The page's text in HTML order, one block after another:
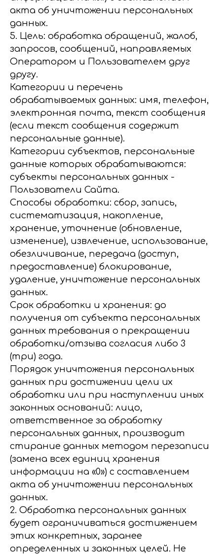
акта об уничтожении персональных
данных.
5. Цель: обработка обращений, жалоб,
запросов, сообщений, направляемых
Оператором и Пользователем друг
другу.
Категории и перечень
обрабатываемых данных: имя, телефон,
электронная почта, текст сообщения
(если текст сообщения содержит
персональные данные).
Категории субъектов, персональные
данные которых обрабатываются:
субъекты персональных данных -
Пользователи Сайта.
Способы обработки: сбор, запись,
систематизация, накопление,
хранение, уточнение (обновление,
изменение), извлечение, использование,
обезличивание, передача (доступ,
предоставление) блокирование,
удаление, уничтожение персональных
данных.
Срок обработки и хранения: до
получения от субъекта персональных
данных требования о прекращении
обработки/отзыва согласия либо 3
(три) года.
Порядок уничтожения персональных
данных при достижении цели их
обработки или при наступлении иных
законных оснований: лицо,
ответственное за обработку
персональных данных, производит
стирание данных методом перезаписи
(замена всех единиц хранения
информации на «0») с составлением
акта об уничтожении персональных
данных.
2. Обработка персональных данных
будет ограничиваться достижением
этих конкретных, заранее
определенных и законных целей. Не